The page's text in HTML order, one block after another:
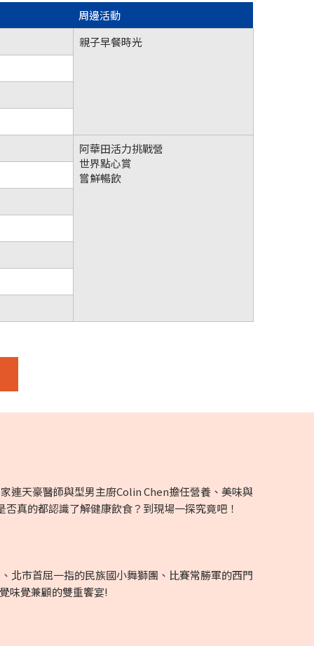
周邊活動
親子早餐時光
阿華田活力挑戰營
世界點心賞
嘗鮮暢飲
連天豪醫師與型男主廚Colin Chen擔任營養、美味與
真的都認識了解健康飲食？到現場一探究竟吧！
北市首屈一指的民族國小舞獅團、比賽常勝軍的西門
味覺兼顧的雙重饗宴!